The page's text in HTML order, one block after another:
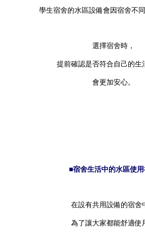
學生宿舍的水區設備會因宿舍不同
選擇宿舍時，
提前確認是否符合自己的生
會更加安心。
■宿舍生活中的水區使
在設有共用設備的宿舍
為了讓大家都能舒適使